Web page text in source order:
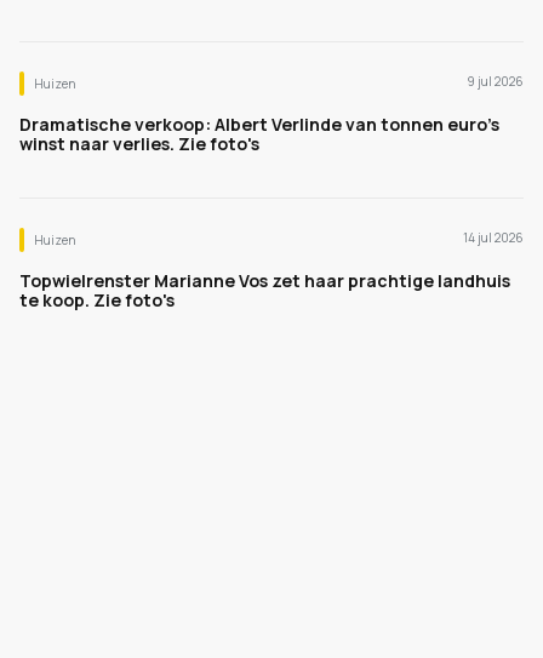
Huizen 9 jul 2026
Dramatische verkoop: Albert Verlinde van tonnen euro's
winst naar verlies. Zie foto's
Huizen 14 jul 2026
Topwielrenster Marianne Vos zet haar prachtige landhuis
te koop. Zie foto's